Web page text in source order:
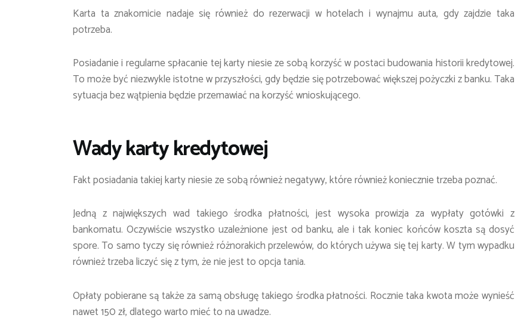
Karta ta znakomicie nadaje się również do rezerwacji w hotelach i wynajmu auta, gdy zajdzie taka
potrzeba.
Posiadanie i regularne spłacanie tej karty niesie ze sobą korzyść w postaci budowania historii kredytowej.
To może być niezwykle istotne w przyszłości, gdy będzie się potrzebować większej pożyczki z banku. Taka
sytuacja bez wątpienia będzie przemawiać na korzyść wnioskującego.
Wady karty kredytowej
Fakt posiadania takiej karty niesie ze sobą również negatywy, które również koniecznie trzeba poznać.
Jedną z największych wad takiego środka płatności, jest wysoka prowizja za wypłaty gotówki z
bankomatu. Oczywiście wszystko uzależnione jest od banku, ale i tak koniec końców koszta są dosyć
spore. To samo tyczy się również różnorakich przelewów, do których używa się tej karty. W tym wypadku
również trzeba liczyć się z tym, że nie jest to opcja tania.
Opłaty pobierane są także za samą obsługę takiego środka płatności. Rocznie taka kwota może wynieść
nawet 150 zł, dlatego warto mieć to na uwadze.